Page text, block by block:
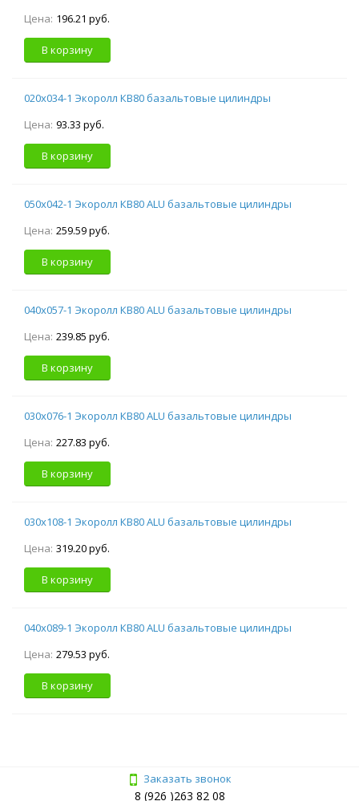
Цена: 196.21 руб.
В корзину
020х034-1 Экоролл КВ80 базальтовые цилиндры
Цена: 93.33 руб.
В корзину
050х042-1 Экоролл КВ80 ALU базальтовые цилиндры
Цена: 259.59 руб.
В корзину
040х057-1 Экоролл КВ80 ALU базальтовые цилиндры
Цена: 239.85 руб.
В корзину
030х076-1 Экоролл КВ80 ALU базальтовые цилиндры
Цена: 227.83 руб.
В корзину
030х108-1 Экоролл КВ80 ALU базальтовые цилиндры
Цена: 319.20 руб.
В корзину
040х089-1 Экоролл КВ80 ALU базальтовые цилиндры
Цена: 279.53 руб.
В корзину
Заказать звонок
8 (926 )263 82 08